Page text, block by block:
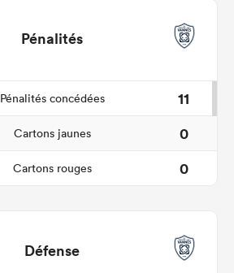
Pénalités
Pénalités concédées
11
Cartons jaunes
0
Cartons rouges 0
Défense